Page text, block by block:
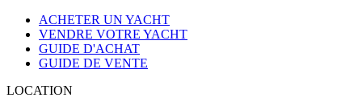
ACHETER UN YACHT
VENDRE VOTRE YACHT
GUIDE D'ACHAT
GUIDE DE VENTE
LOCATION